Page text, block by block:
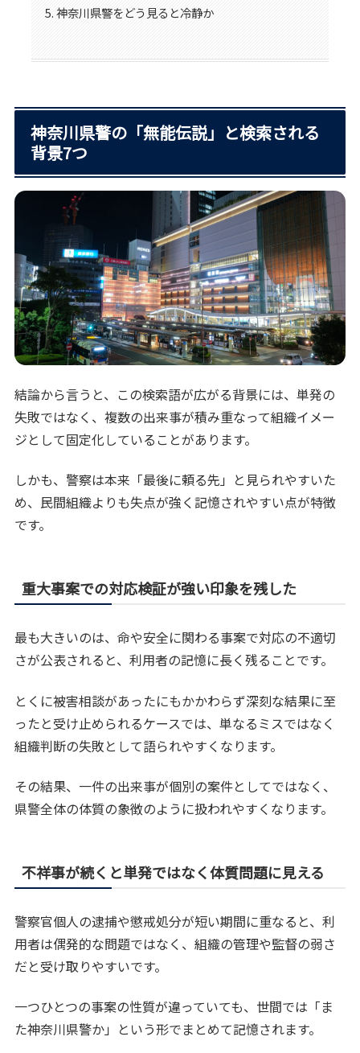
神奈川県警をどう見ると冷静か
神奈川県警の「無能伝説」と検索される
背景7つ
結論から言うと、この検索語が広がる背景には、単発の
失敗ではなく、複数の出来事が積み重なって組織イメー
ジとして固定化していることがあります。
しかも、警察は本来「最後に頼る先」と見られやすいた
め、民間組織よりも失点が強く記憶されやすい点が特徴
です。
重大事案での対応検証が強い印象を残した
最も大きいのは、命や安全に関わる事案で対応の不適切
さが公表されると、利用者の記憶に長く残ることです。
とくに被害相談があったにもかかわらず深刻な結果に至
ったと受け止められるケースでは、単なるミスではなく
組織判断の失敗として語られやすくなります。
その結果、一件の出来事が個別の案件としてではなく、
県警全体の体質の象徴のように扱われやすくなります。
不祥事が続くと単発ではなく体質問題に見える
警察官個人の逮捕や懲戒処分が短い期間に重なると、利
用者は偶発的な問題ではなく、組織の管理や監督の弱さ
だと受け取りやすいです。
一つひとつの事案の性質が違っていても、世間では「ま
た神奈川県警か」という形でまとめて記憶されます。